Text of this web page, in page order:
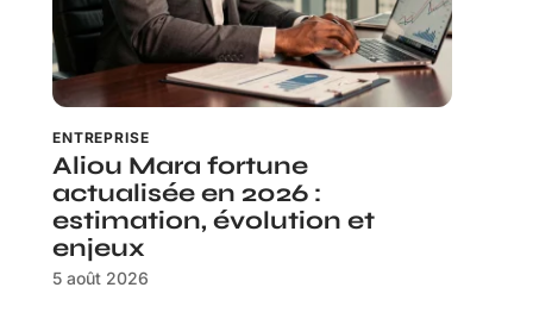
ENTREPRISE
Aliou Mara fortune
actualisée en 2026 :
estimation, évolution et
enjeux
5 août 2026